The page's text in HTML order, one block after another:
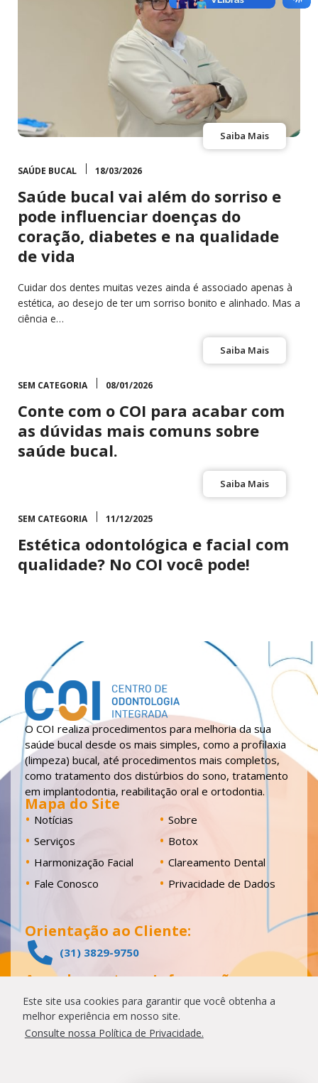
Este site usa cookies para garantir que você obtenha a
melhor experiência em nosso site.
Consulte nossa Política de Privacidade.
Saiba Mais
SAÚDE BUCAL 18/03/2026
Saúde bucal vai além do sorriso e
pode influenciar doenças do
coração, diabetes e na qualidade
de vida
Cuidar dos dentes muitas vezes ainda é associado apenas à
estética, ao desejo de ter um sorriso bonito e alinhado. Mas a
ciência e…
Saiba Mais
SEM CATEGORIA 08/01/2026
Conte com o COI para acabar com
as dúvidas mais comuns sobre
saúde bucal.
Saiba Mais
SEM CATEGORIA 11/12/2025
Estética odontológica e facial com
qualidade? No COI você pode!
O COI realiza procedimentos para melhoria da sua
saúde bucal desde os mais simples, como a profilaxia
(limpeza) bucal, até procedimentos mais completos,
como tratamento dos distúrbios do sono, tratamento
em implantodontia, reabilitação oral e ortodontia.
Mapa do Site
Notícias
Sobre
Serviços
Botox
Harmonização Facial
Clareamento Dental
Fale Conosco
Privacidade de Dados
Orientação ao Cliente:
(31) 3829-9750
Agendamentos e Informações:
(31) 3829-9737
Localização
Rua Jequitibá, 240 - Bairro Horto CEP 35160-